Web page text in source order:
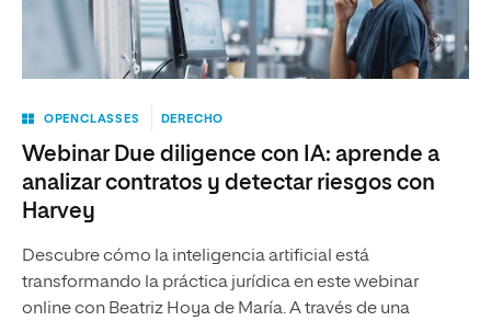
OPENCLASSES DERECHO
Webinar Due diligence con IA: aprende a
analizar contratos y detectar riesgos con
Harvey
Descubre cómo la inteligencia artificial está
transformando la práctica jurídica en este webinar
online con Beatriz Hoya de María. A través de una